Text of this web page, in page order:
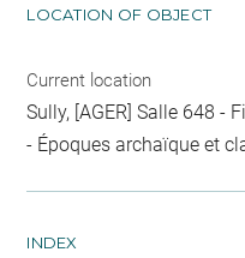
LOCATION OF OBJECT
Current location
Sully, [AGER] Salle 648 -
- Époques archaïque et
INDEX